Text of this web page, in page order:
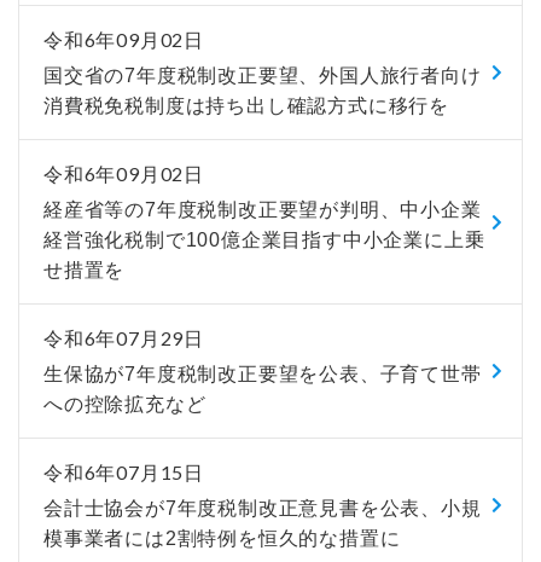
令和6年09月02日
国交省の7年度税制改正要望、外国人旅行者向け
消費税免税制度は持ち出し確認方式に移行を
令和6年09月02日
経産省等の7年度税制改正要望が判明、中小企業
経営強化税制で100億企業目指す中小企業に上乗
せ措置を
令和6年07月29日
生保協が7年度税制改正要望を公表、子育て世帯
への控除拡充など
令和6年07月15日
会計士協会が7年度税制改正意見書を公表、小規
模事業者には2割特例を恒久的な措置に